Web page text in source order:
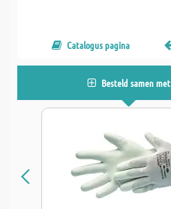
Catalogus pagina
Besteld samen met